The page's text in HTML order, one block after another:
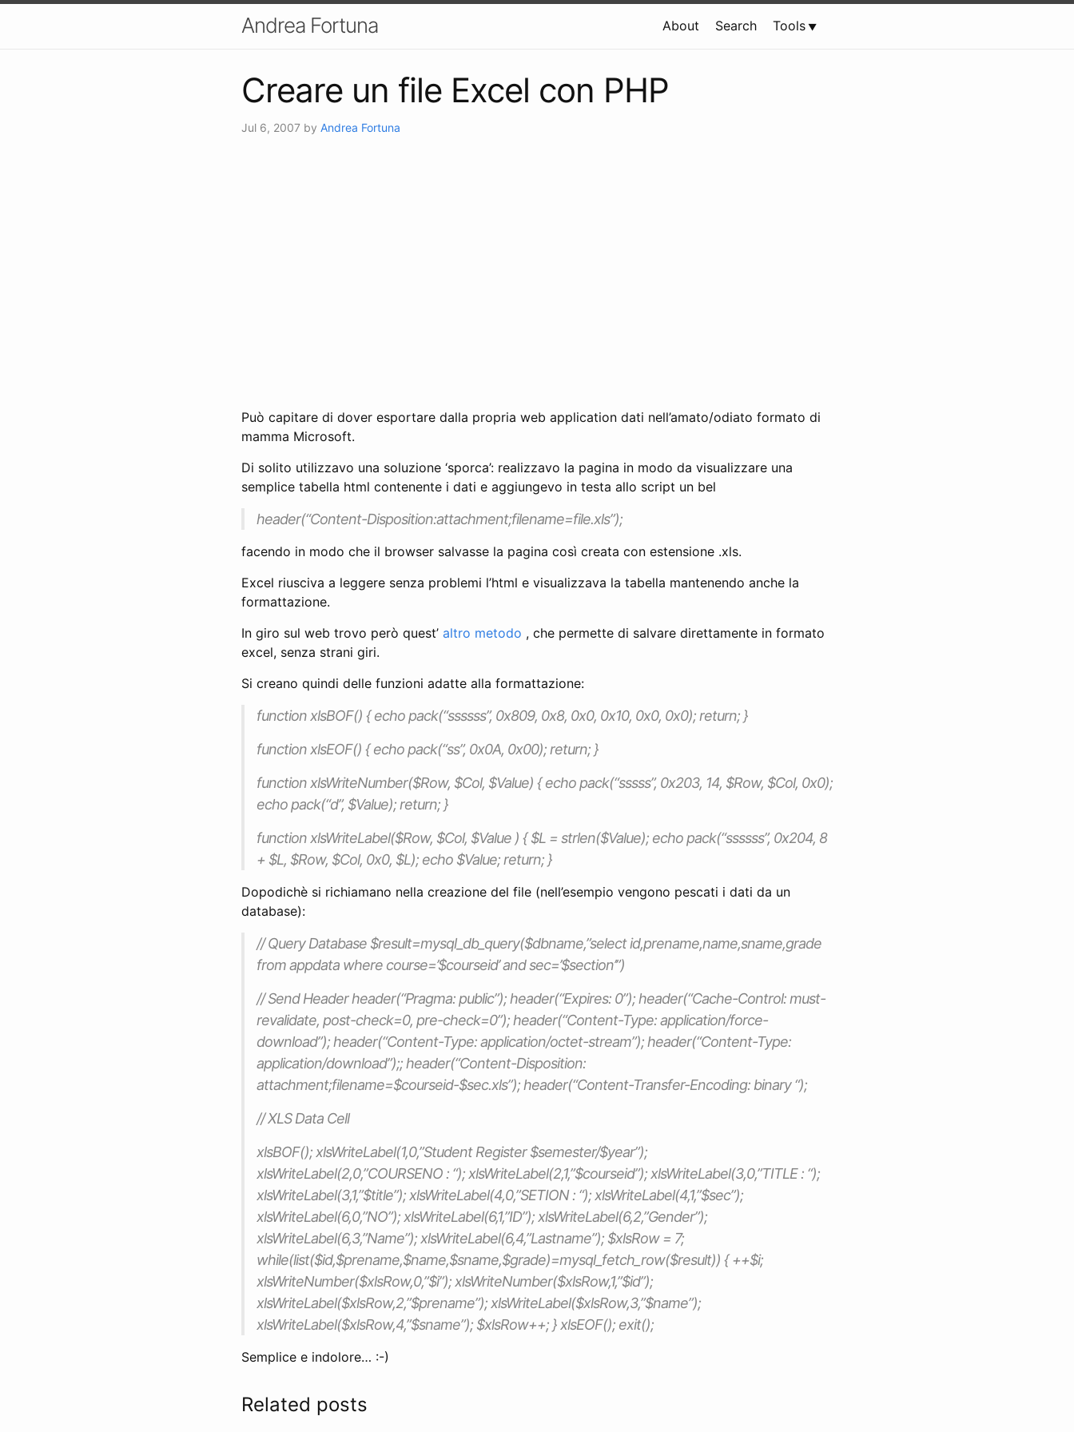
Andrea Fortuna About Search Tools
Creare un file Excel con PHP
Jul 6, 2007 by Andrea Fortuna
Può capitare di dover esportare dalla propria web application dati nell’amato/odiato formato di
mamma Microsoft.
Di solito utilizzavo una soluzione ‘sporca’: realizzavo la pagina in modo da visualizzare una
semplice tabella html contenente i dati e aggiungevo in testa allo script un bel
header(“Content-Disposition:attachment;filename=file.xls”);
facendo in modo che il browser salvasse la pagina così creata con estensione .xls.
Excel riusciva a leggere senza problemi l’html e visualizzava la tabella mantenendo anche la
formattazione.
In giro sul web trovo però quest’ altro metodo , che permette di salvare direttamente in formato
excel, senza strani giri.
Si creano quindi delle funzioni adatte alla formattazione:
function xlsBOF() { echo pack(“ssssss”, 0x809, 0x8, 0x0, 0x10, 0x0, 0x0); return; }
function xlsEOF() { echo pack(“ss”, 0x0A, 0x00); return; }
function xlsWriteNumber($Row, $Col, $Value) { echo pack(“sssss”, 0x203, 14, $Row, $Col, 0x0);
echo pack(“d”, $Value); return; }
function xlsWriteLabel($Row, $Col, $Value ) { $L = strlen($Value); echo pack(“ssssss”, 0x204, 8
+ $L, $Row, $Col, 0x0, $L); echo $Value; return; }
Dopodichè si richiamano nella creazione del file (nell’esempio vengono pescati i dati da un
database):
// Query Database $result=mysql_db_query($dbname,”select id,prename,name,sname,grade
from appdata where course=’$courseid’ and sec=’$section’”)
// Send Header header(“Pragma: public”); header(“Expires: 0”); header(“Cache-Control: must-
revalidate, post-check=0, pre-check=0”); header(“Content-Type: application/force-
download”); header(“Content-Type: application/octet-stream”); header(“Content-Type:
application/download”);; header(“Content-Disposition:
attachment;filename=$courseid-$sec.xls”); header(“Content-Transfer-Encoding: binary “);
// XLS Data Cell
xlsBOF(); xlsWriteLabel(1,0,”Student Register $semester/$year”);
xlsWriteLabel(2,0,”COURSENO : “); xlsWriteLabel(2,1,”$courseid”); xlsWriteLabel(3,0,”TITLE : “);
xlsWriteLabel(3,1,”$title”); xlsWriteLabel(4,0,”SETION : “); xlsWriteLabel(4,1,”$sec”);
xlsWriteLabel(6,0,”NO”); xlsWriteLabel(6,1,”ID”); xlsWriteLabel(6,2,”Gender”);
xlsWriteLabel(6,3,”Name”); xlsWriteLabel(6,4,”Lastname”); $xlsRow = 7;
while(list($id,$prename,$name,$sname,$grade)=mysql_fetch_row($result)) { ++$i;
xlsWriteNumber($xlsRow,0,”$i”); xlsWriteNumber($xlsRow,1,”$id”);
xlsWriteLabel($xlsRow,2,”$prename”); xlsWriteLabel($xlsRow,3,”$name”);
xlsWriteLabel($xlsRow,4,”$sname”); $xlsRow++; } xlsEOF(); exit();
Semplice e indolore… :-)
Related posts